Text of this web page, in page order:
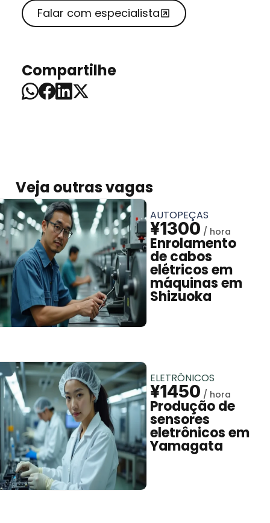
Falar com especialista
Compartilhe
Veja outras vagas
AUTOPEÇAS
¥1300
Enrolamento
de cabos
elétricos em
máquinas em
Shizuoka
ELETRÔNICOS
¥1450
Produção de
sensores
eletrônicos em
Yamagata